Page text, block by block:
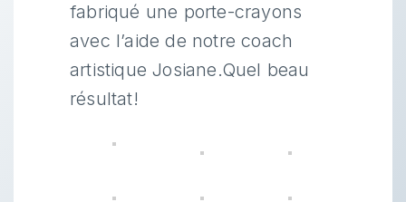
fabriqué une porte-crayons
avec l’aide de notre coach
artistique Josiane.Quel beau
résultat!